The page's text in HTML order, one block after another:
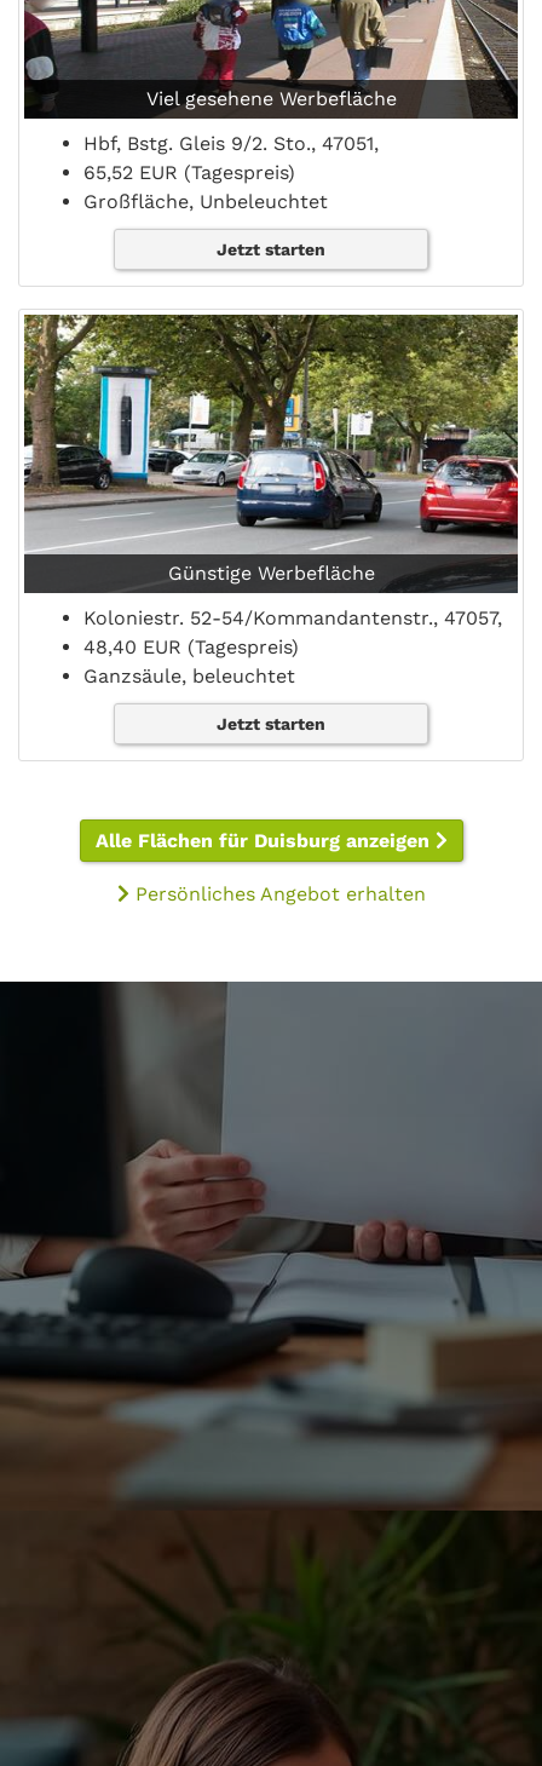
Viel gesehene Werbefläche
Hbf, Bstg. Gleis 9/2. Sto., 47051,
65,52 EUR (Tagespreis)
Großfläche, Unbeleuchtet
Jetzt starten
Günstige Werbefläche
Koloniestr. 52-54/Kommandantenstr., 47057,
48,40 EUR (Tagespreis)
Ganzsäule, beleuchtet
Jetzt starten
Alle Flächen für Duisburg anzeigen
Persönliches Angebot erhalten